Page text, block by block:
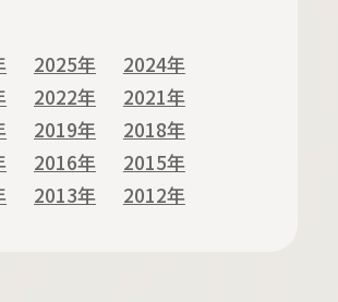
2025年
2024年
2022年
2021年
2019年
2018年
2016年
2015年
2013年 2012年